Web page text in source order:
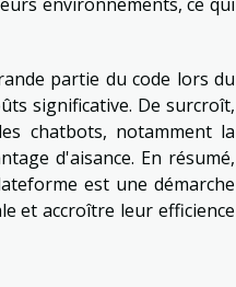
partie du code lors du
significative. De surcroît,
chatbots, notamment la
d'aisance. En résumé,
est une démarche
et accroître leur efficience